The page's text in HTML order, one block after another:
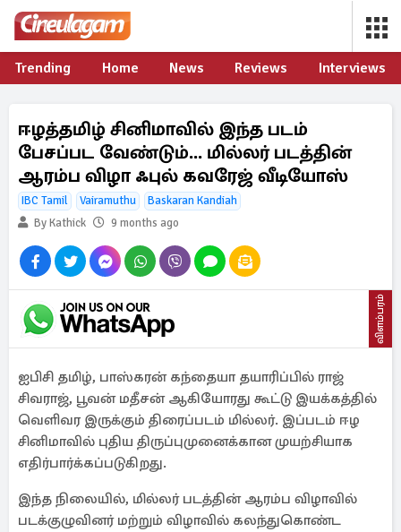
Trending Home News Reviews Interviews
ஈழத்தமிழ் சினிமாவில் இந்த படம்
பேசப்பட வேண்டும்... மில்லர் படத்தின்
ஆரம்ப விழா ஃபுல் கவரேஜ் வீடியோஸ்
IBC Tamil Vairamuthu
Baskaran Kandiah
By Kathick
9 months ago
விளம்பரம்
ஐபிசி தமிழ், பாஸ்கரன் கந்தையா தயாரிப்பில் ராஜ்
சிவராஜ், பூவன் மதீசன் ஆகியோரது கூட்டு இயக்கத்தில்
வெளிவர இருக்கும் திரைப்படம் மில்லர். இப்படம் ஈழ
சினிமாவில் புதிய திருப்புமுனைக்கான முயற்சியாக
எதிர்பார்க்கப்படுகிறது.
இந்த நிலையில், மில்லர் படத்தின் ஆரம்ப விழாவில்
படக்குழுவினர் மற்றும் விழாவில் கலந்துகொண்ட